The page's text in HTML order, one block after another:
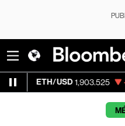
1,903.525 -0.64%